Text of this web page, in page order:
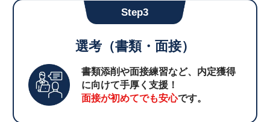
Step3
選考（書類・面接）
書類添削や面接練習など、内定獲得
に向けて手厚く支援！
面接が初めてでも安心です。